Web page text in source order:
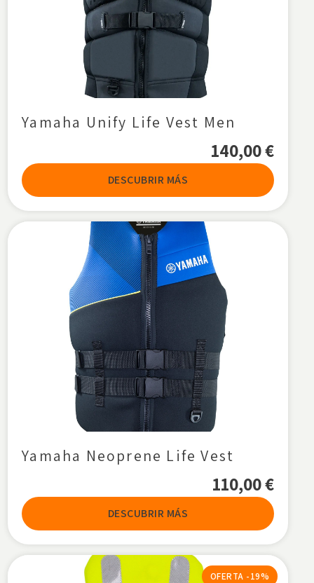
Yamaha Unify Life Vest Men
140,00€
DESCUBRIR MÁS
Yamaha Neoprene Life Vest
110,00€
DESCUBRIR MÁS
OFERTA -19%
PROMOCIONES
Solo productos en oferta
ORDENAR POR
RESTABLECER FILTROS